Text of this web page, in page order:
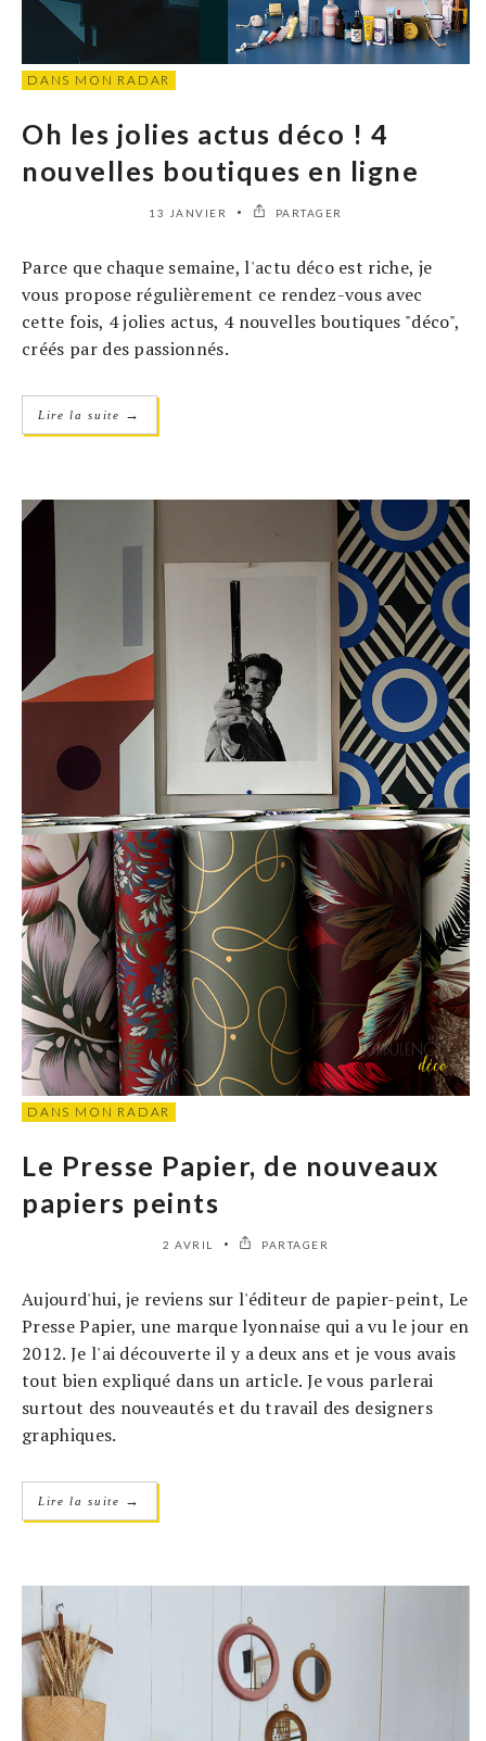
DANS MON RADAR
Oh les jolies actus déco ! 4
nouvelles boutiques en ligne
13 JANVIER PARTAGER
Parce que chaque semaine, l'actu déco est riche, je
vous propose régulièrement ce rendez-vous avec
cette fois, 4 jolies actus, 4 nouvelles boutiques "déco",
créés par des passionnés.
Lire la suite →
DANS MON RADAR
Le Presse Papier, de nouveaux
papiers peints
2 AVRIL PARTAGER
Aujourd'hui, je reviens sur l'éditeur de papier-peint, Le
Presse Papier, une marque lyonnaise qui a vu le jour en
2012. Je l'ai découverte il y a deux ans et je vous avais
tout bien expliqué dans un article. Je vous parlerai
surtout des nouveautés et du travail des designers
graphiques.
Lire la suite →